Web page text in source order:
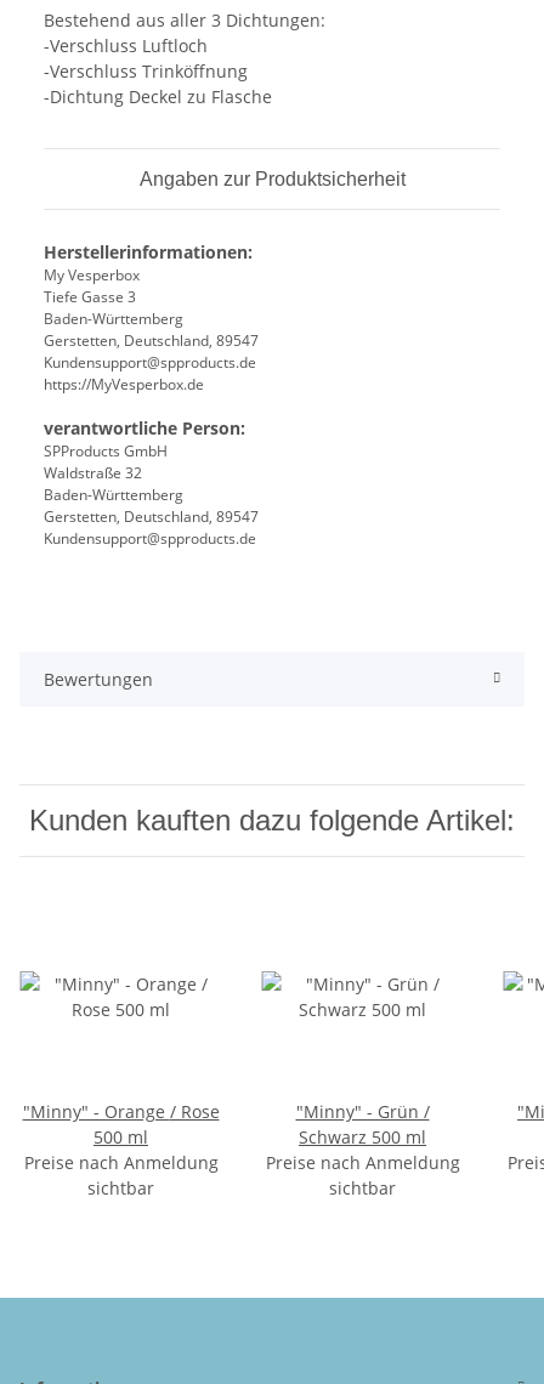
Bestehend aus aller 3 Dichtungen:
-Verschluss Luftloch
-Verschluss Trinköffnung
-Dichtung Deckel zu Flasche
Angaben zur Produktsicherheit
Herstellerinformationen:
My Vesperbox
Tiefe Gasse 3
Baden-Württemberg
Gerstetten, Deutschland, 89547
Kundensupport@spproducts.de
https://MyVesperbox.de
verantwortliche Person:
SPProducts GmbH
Waldstraße 32
Baden-Württemberg
Gerstetten, Deutschland, 89547
Kundensupport@spproducts.de
Bewertungen
Kunden kauften dazu folgende Artikel:
"Minny" - Orange / Rose
500 ml
Preise nach Anmeldung
sichtbar
"Minny" - Grün /
Schwarz 500 ml
Preise nach Anmeldung
sichtbar